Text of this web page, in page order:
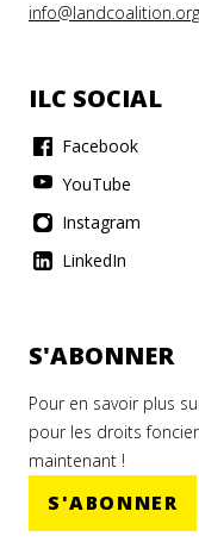
info@landcoalition.org
ILC SOCIAL
Facebook
YouTube
Instagram
LinkedIn
S'ABONNER
Pour en savoir plus
pour les droits
maintenant !
S'ABONNER